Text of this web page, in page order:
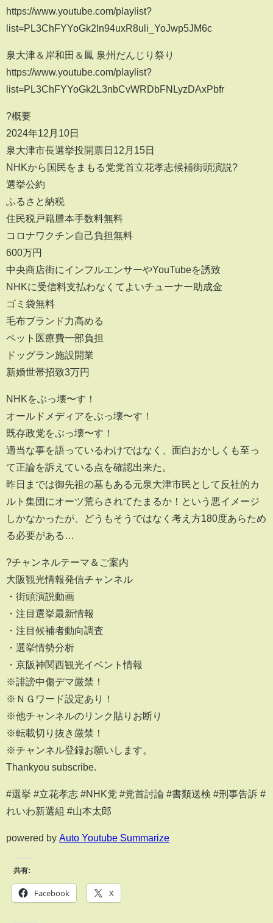
https://www.youtube.com/playlist?
list=PL3ChFYYoGk2In94uxR8uli_YoJwp5JM6c
泉大津＆岸和田＆鳳 泉州だんじり祭り
https://www.youtube.com/playlist?
list=PL3ChFYYoGk2L3nbCvWRDbFNLyzDAxPbfr
?概要
2024年12月10日
泉大津市長選挙投開票日12月15日
NHKから国民をまもる党党首立花孝志候補街頭演説?
選挙公約
ふるさと納税
住民税戸籍謄本手数料無料
コロナワクチン自己負担無料
600万円
中央商店街にインフルエンサーやYouTubeを誘致
NHKに受信料支払わなくてよいチューナー助成金
ゴミ袋無料
毛布ブランド力高める
ペット医療費一部負担
ドッグラン施設開業
新婚世帯招致3万円
NHKをぶっ壊〜す！
オールドメディアをぶっ壊〜す！
既存政党をぶっ壊〜す！
適当な事を語っているわけではなく、面白おかしくも至っ
て正論を訴えている点を確認出来た。
昨日までは御先祖の墓もある元泉大津市民として反社的カ
ルト集団にオーツ荒らされてたまるか！という悪イメージ
しかなかったが、どうもそうではなく考え方180度あらため
る必要がある…
?チャンネルテーマ＆ご案内
大阪観光情報発信チャンネル
・街頭演説動画
・注目選挙最新情報
・注目候補者動向調査
・選挙情勢分析
・京阪神関西観光イベント情報
※誹謗中傷デマ厳禁！
※ＮＧワード設定あり！
※他チャンネルのリンク貼りお断り
※転載切り抜き厳禁！
※チャンネル登録お願いします。
Thankyou subscribe.
#選挙 #立花孝志 #NHK党 #党首討論 #書類送検 #刑事告訴 #
れいわ新選組 #山本太郎
powered by Auto Youtube Summarize
共有:
Facebook X